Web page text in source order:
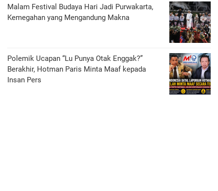
Malam Festival Budaya Hari Jadi Purwakarta,
Kemegahan yang Mengandung Makna
Polemik Ucapan “Lu Punya Otak Enggak?”
Berakhir, Hotman Paris Minta Maaf kepada
Insan Pers